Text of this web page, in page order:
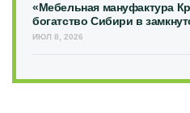
«Мебельная мануфактура
богатство Сибири в
ИЮЛ 8, 2026